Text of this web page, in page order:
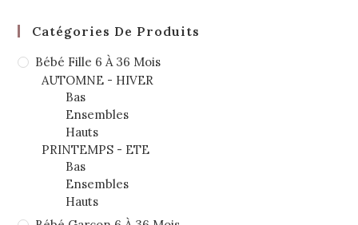
Catégories De Produits
Bébé Fille 6 À 36 Mois
AUTOMNE - HIVER
Bas
Ensembles
Hauts
PRINTEMPS - ETE
Bas
Ensembles
Hauts